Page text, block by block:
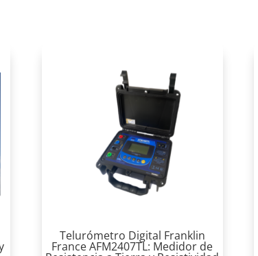
Telurómetro Digital Franklin
France AFM2407TL: Medidor de